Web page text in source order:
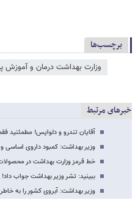
برچسب‌ها
وزارت بهداشت درمان و آموزش
خبرهای مرتبط
آقایان تندرو و دلواپس! مطمئنید
وزیر بهداشت: کمبود داروی اساسی
خط قرمز وزارت بهداشت در
ببینید: تشر وزیر بهداشت جواب داد!
وزیر بهداشت: آبروی کشور را به